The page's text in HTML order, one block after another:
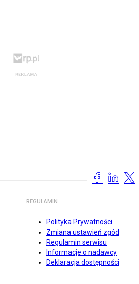
REGULAMIN
Polityka Prywatności
Zmiana ustawień zgód
Regulamin serwisu
Informacje o nadawcy
Deklaracja dostępności